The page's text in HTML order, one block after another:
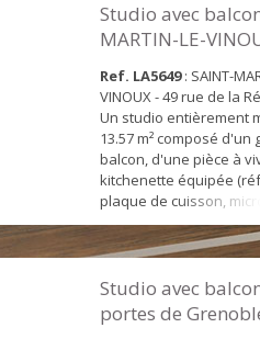
Studio avec
MARTIN-LE-
Ref. LA5649: SAINT-
VINOUX - 49 rue de la
Un studio entièrement
13.57 m² composé d'un
balcon, d'une pièce à
kitchenette équipée
plaque de cuisson,
d'une salle d'eau avec
entièrement rénové.
collectif. Eau chaude et
individuelles. Volet
électrique. Un local vélo
laverie sont à dispo...
Studio avec
portes de